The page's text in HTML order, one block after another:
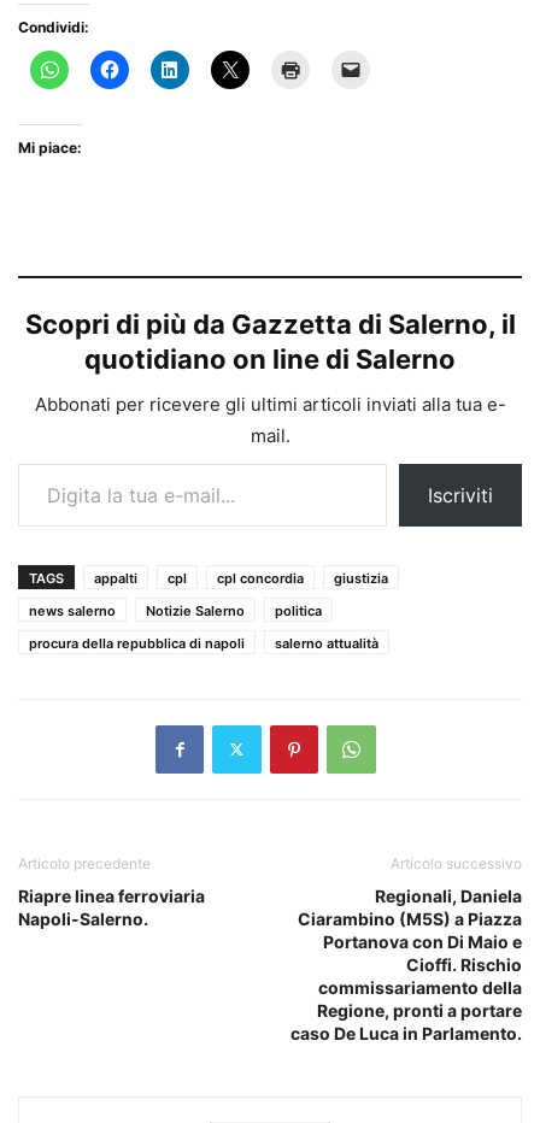
Condividi:
Mi piace:
Scopri di più da Gazzetta di Salerno, il
quotidiano on line di Salerno
Abbonati per ricevere gli ultimi articoli inviati alla tua e-
mail.
Digita la tua e-mail...
Iscriviti
TAGS appalti cpl cpl concordia
giustizia
news salerno
Notizie Salerno
politica
procura della repubblica di napoli
salerno attualità
Articolo precedente
Riapre linea ferroviaria
Napoli-Salerno.
Articolo successivo
Regionali, Daniela
Ciarambino (M5S) a Piazza
Portanova con Di Maio e
Cioffi. Rischio
commissariamento della
Regione, pronti a portare
caso De Luca in Parlamento.